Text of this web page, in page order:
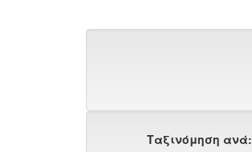
Ταξινόμηση ανά: